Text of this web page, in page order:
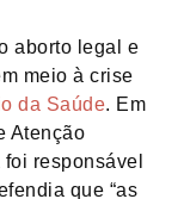
aborto legal e
meio à crise
da Saúde. Em
Atenção
responsável
que “as